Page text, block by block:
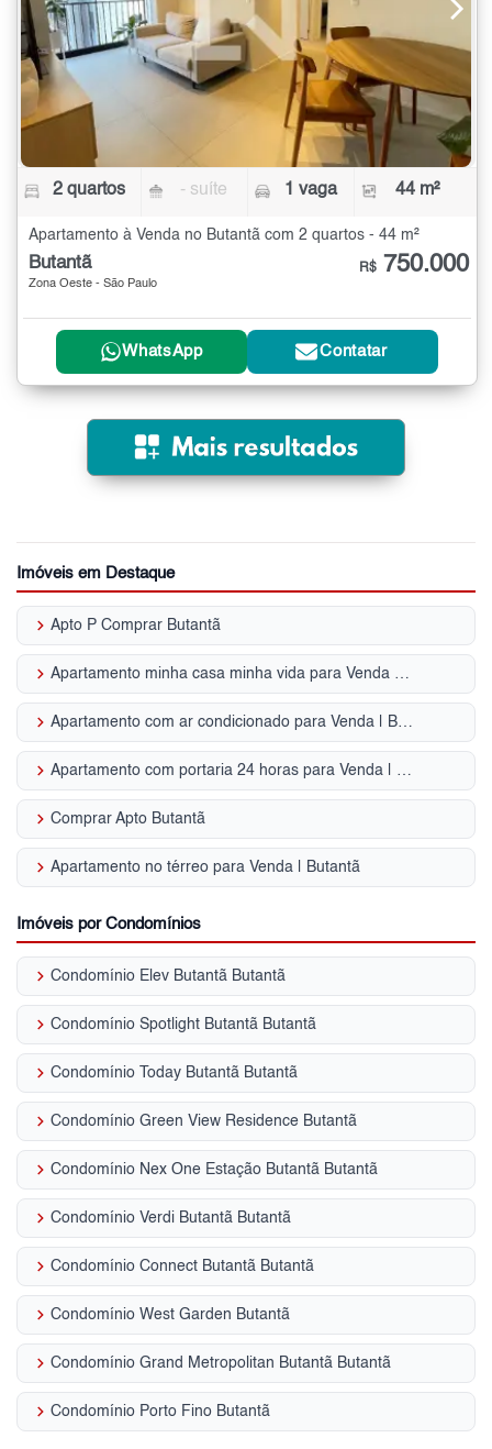
2 quartos - suíte 1 vaga 44 m²
Apartamento à Venda no Butantã com 2 quartos - 44 m²
Butantã
Zona Oeste - São Paulo
R$ 750.000
WhatsApp Contatar
Imóveis em Destaque
keyboard_arrow_right Apto P Comprar Butantã
keyboard_arrow_right Apartamento minha casa minha vida para Venda | Butantã
keyboard_arrow_right Apartamento com ar condicionado para Venda | Butantã
keyboard_arrow_right Apartamento com portaria 24 horas para Venda | Butantã
keyboard_arrow_right Comprar Apto Butantã
keyboard_arrow_right Apartamento no térreo para Venda | Butantã
Imóveis por Condomínios
keyboard_arrow_right Condomínio Elev Butantã Butantã
keyboard_arrow_right Condomínio Spotlight Butantã Butantã
keyboard_arrow_right Condomínio Today Butantã Butantã
keyboard_arrow_right Condomínio Green View Residence Butantã
keyboard_arrow_right Condomínio Nex One Estação Butantã Butantã
keyboard_arrow_right Condomínio Verdi Butantã Butantã
keyboard_arrow_right Condomínio Connect Butantã Butantã
keyboard_arrow_right Condomínio West Garden Butantã
keyboard_arrow_right Condomínio Grand Metropolitan Butantã Butantã
keyboard_arrow_right Condomínio Porto Fino Butantã